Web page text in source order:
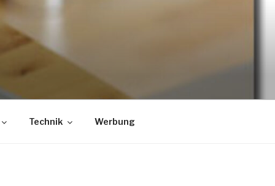
Technik Werbung